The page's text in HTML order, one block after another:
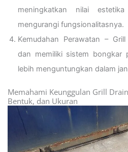
meningkatkan nilai
mengurangi fungsionalitasnya.
Kemudahan Perawatan –
dan memiliki sistem bongkar
lebih menguntungkan dalam
Memahami Keunggulan Grill
Bentuk, dan Ukuran